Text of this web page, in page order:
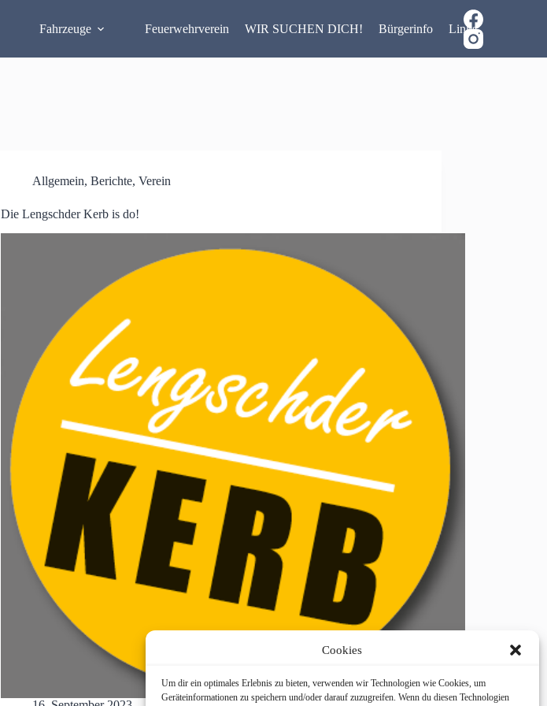
Cookies
Um dir ein optimales Erlebnis zu bieten, verwenden wir Technologien wie Cookies, um
Geräteinformationen zu speichern und/oder darauf zuzugreifen. Wenn du diesen Technologien
Fahrzeuge Feuerwehrverein WIR SUCHEN DICH! Bürgerinfo Links
Allgemein, Berichte, Verein
Die Lengschder Kerb is do!